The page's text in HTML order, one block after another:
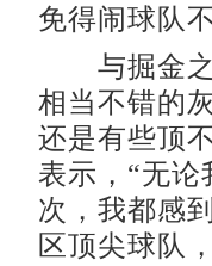
免得闹球队
与掘金之
相当不错的
还是有些顶
表示，“无论
次，我都感
区顶尖球队